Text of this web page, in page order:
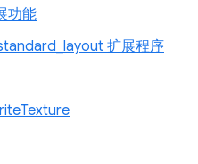
功能
扩展程序